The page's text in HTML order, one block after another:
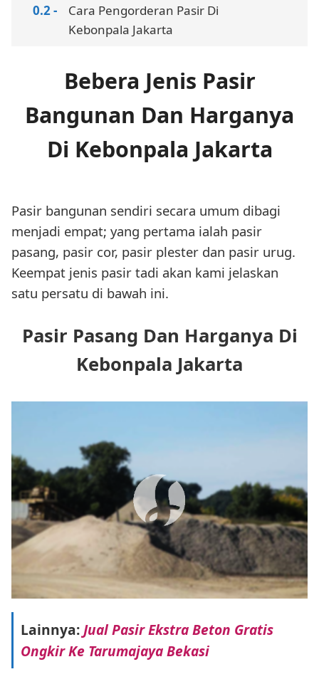
Cara Pengorderan Pasir Di
Kebonpala Jakarta
Bebera Jenis Pasir
Bangunan Dan Harganya
Di Kebonpala Jakarta
Pasir bangunan sendiri secara umum dibagi
menjadi empat; yang pertama ialah pasir
pasang, pasir cor, pasir plester dan pasir urug.
Keempat jenis pasir tadi akan kami jelaskan
satu persatu di bawah ini.
Pasir Pasang Dan Harganya Di
Kebonpala Jakarta
Lainnya:Jual Pasir Ekstra Beton Gratis
Ongkir Ke Tarumajaya Bekasi